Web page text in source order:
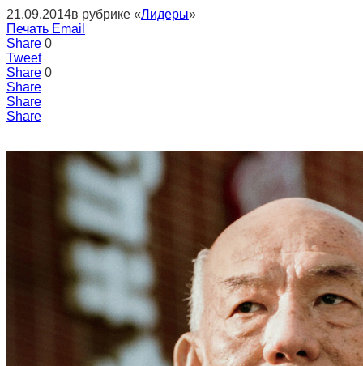
21.09.2014в рубрике «Лидеры»
Печать Email
Share 0
Tweet
Share 0
Share
Share
Share